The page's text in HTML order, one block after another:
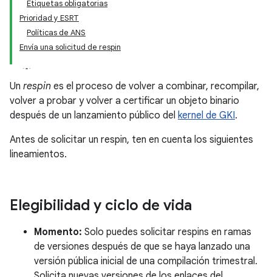
Etiquetas obligatorias
Prioridad y ESRT
Políticas de ANS
Envía una solicitud de respin
Un respin es el proceso de volver a combinar, recompilar,
volver a probar y volver a certificar un objeto binario
después de un lanzamiento público del kernel de GKI.
Antes de solicitar un respin, ten en cuenta los siguientes
lineamientos.
Elegibilidad y ciclo de vida
Momento: Solo puedes solicitar respins en ramas
de versiones después de que se haya lanzado una
versión pública inicial de una compilación trimestral.